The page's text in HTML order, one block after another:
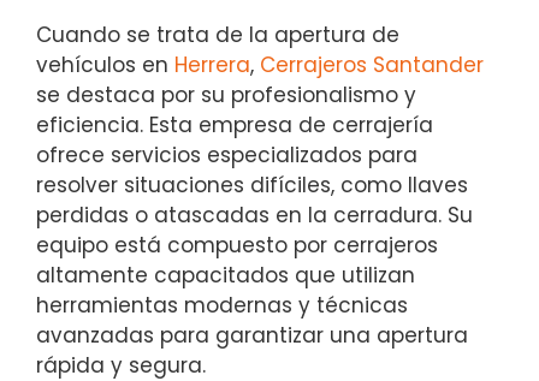
Cuando se trata de la apertura de
vehículos en Herrera, Cerrajeros Santander
se destaca por su profesionalismo y
eficiencia. Esta empresa de cerrajería
ofrece servicios especializados para
resolver situaciones difíciles, como llaves
perdidas o atascadas en la cerradura. Su
equipo está compuesto por cerrajeros
altamente capacitados que utilizan
herramientas modernas y técnicas
avanzadas para garantizar una apertura
rápida y segura.